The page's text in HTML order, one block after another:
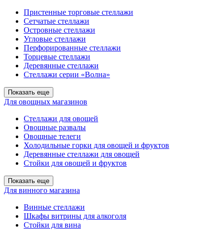
Пристенные торговые стеллажи
Сетчатые стеллажи
Островные стеллажи
Угловые стеллажи
Перфорированные стеллажи
Торцевые стеллажи
Деревянные стеллажи
Стеллажи серии «Волна»
Показать еще
Для овощных магазинов
Стеллажи для овощей
Овощные развалы
Овощные телеги
Холодильные горки для овощей и фруктов
Деревянные стеллажи для овощей
Стойки для овощей и фруктов
Показать еще
Для винного магазина
Винные стеллажи
Шкафы витрины для алкоголя
Стойки для вина